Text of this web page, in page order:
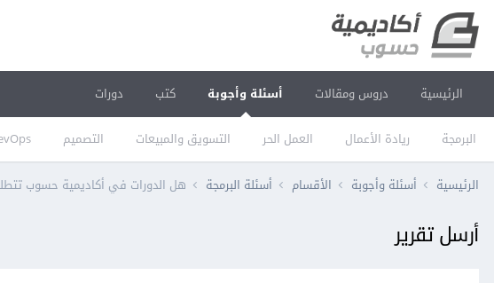
الرئيسية دروس ومقالات أسئلة وأجوبة
البرمجة ريادة الأعمال العمل الحر التسويق والمبيعات التصميم
كتب دورات
الرئيسية أسئلة وأجوبة الأقسام أسئلة البرمجة هل الدورات في أكاديمية حسوب
أرسل تقرير